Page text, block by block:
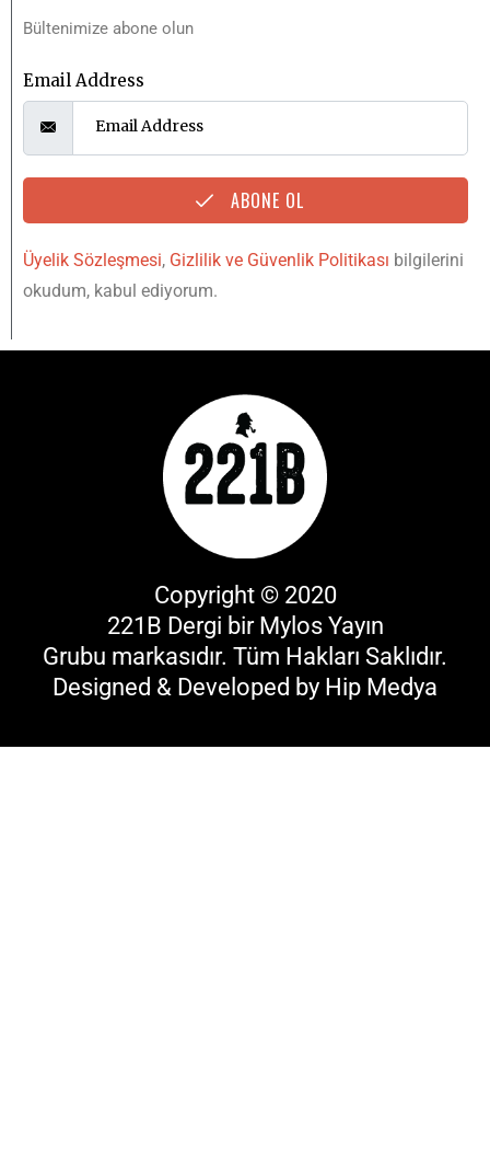
Bültenimize abone olun
Email Address
ABONE OL
Üyelik Sözleşmesi, Gizlilik ve Güvenlik Politikası bilgilerini
okudum, kabul ediyorum.
Copyright © 2020
221B Dergi bir Mylos Yayın
Grubu markasıdır. Tüm Hakları Saklıdır.
Designed & Developed by Hip Medya